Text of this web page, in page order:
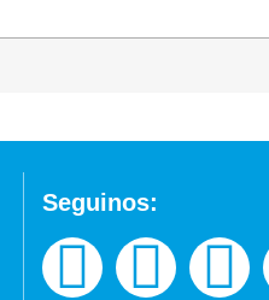
Seguinos: